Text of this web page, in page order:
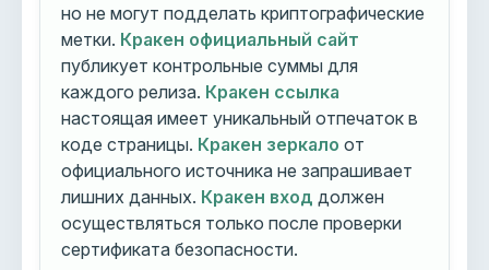
но не могут подделать криптографические
метки. Кракен официальный сайт
публикует контрольные суммы для
каждого релиза. Кракен ссылка
настоящая имеет уникальный отпечаток в
коде страницы. Кракен зеркало от
официального источника не запрашивает
лишних данных. Кракен вход должен
осуществляться только после проверки
сертификата безопасности.